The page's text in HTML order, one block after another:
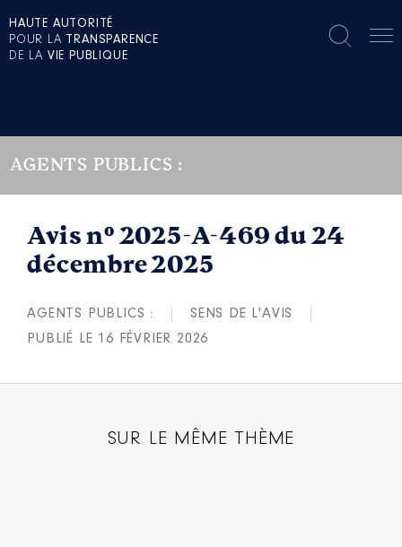
HAUTE AUTORITÉ
POUR LA TRANSPARENCE
DE LA VIE PUBLIQUE
AGENTS PUBLICS :
Avis n° 2025-A-469 du 24
décembre 2025
AGENTS PUBLICS :
SENS DE L'AVIS
PUBLIÉ LE 16 FÉVRIER 2026
SUR LE MÊME THÈME